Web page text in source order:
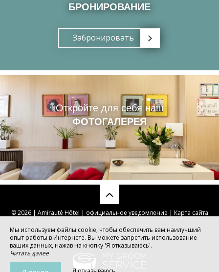
БРОНИРОВАНИЕ
Забронировать
Откройте для себя наш
ФОТОГАЛЕРЕЯ
© 2026 | Amirauté Hôtel | официальное уведомление | Карта сайта
Création site pour hôtel
Мы используем файлы cookie, чтобы обеспечить вам наилучший
опыт работы в Интернете. Вы можете запретить использование
ваших данных, нажав на кнопку 'Я отказываюсь'.
Читать далее